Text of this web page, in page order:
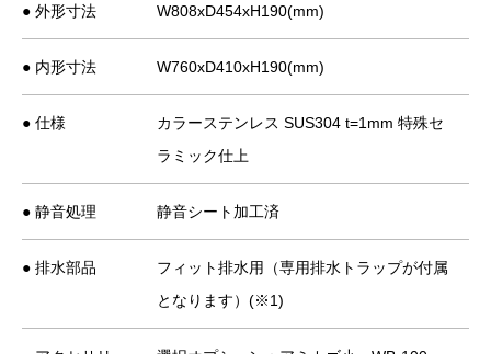
● 外形寸法 W808xD454xH190(mm)
● 内形寸法 W760xD410xH190(mm)
● 仕様
カラーステンレス SUS304 t=1mm 特殊セ
ラミック仕上
● 静音処理 静音シート加工済
● 排水部品
フィット排水用（専用排水トラップが付属
となります）(※1)